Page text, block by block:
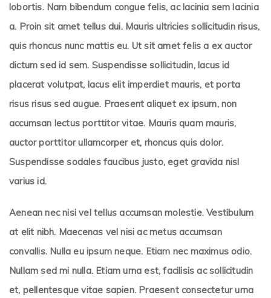
lobortis. Nam bibendum congue felis, ac lacinia sem lacinia
a. Proin sit amet tellus dui. Mauris ultricies sollicitudin risus,
quis rhoncus nunc mattis eu. Ut sit amet felis a ex auctor
dictum sed id sem. Suspendisse sollicitudin, lacus id
placerat volutpat, lacus elit imperdiet mauris, et porta
risus risus sed augue. Praesent aliquet ex ipsum, non
accumsan lectus porttitor vitae. Mauris quam mauris,
auctor porttitor ullamcorper et, rhoncus quis dolor.
Suspendisse sodales faucibus justo, eget gravida nisl
varius id.
Aenean nec nisi vel tellus accumsan molestie. Vestibulum
at elit nibh. Maecenas vel nisi ac metus accumsan
convallis. Nulla eu ipsum neque. Etiam nec maximus odio.
Nullam sed mi nulla. Etiam urna est, facilisis ac sollicitudin
et, pellentesque vitae sapien. Praesent consectetur urna